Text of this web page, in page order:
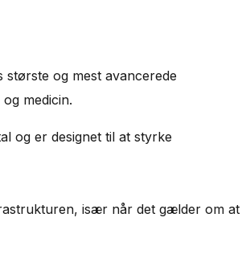
og mest avancerede
medicin.
og er designet til at styrke
især når det gælder om at